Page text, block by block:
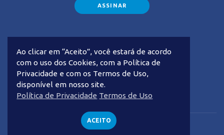
Privacidade Termos de Uso
Ao clicar em “Aceito”, você estará de acordo
com o uso dos Cookies, com a Política de
Privacidade e com os Termos de Uso,
disponível em nosso site.
Política de Privacidade Termos de Uso
ACEITO